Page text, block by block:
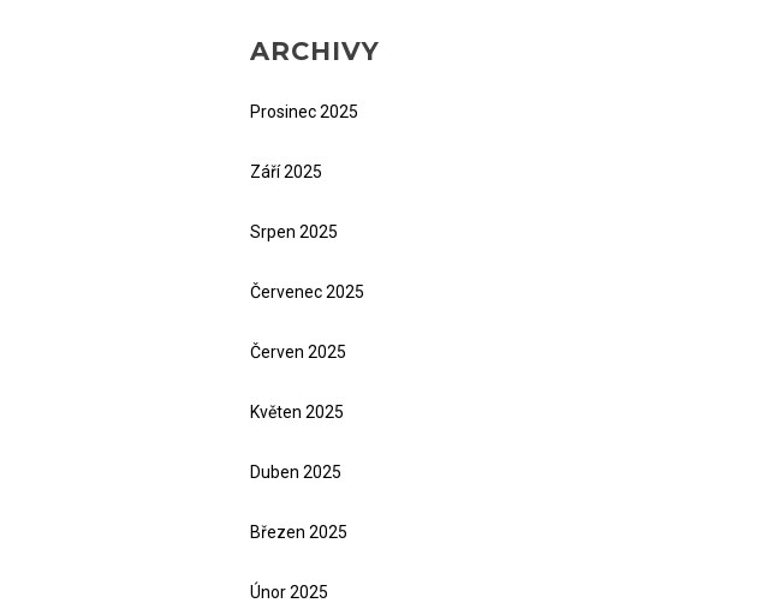
ARCHIVY
Prosinec 2025
Září 2025
Srpen 2025
Červenec 2025
Červen 2025
Květen 2025
Duben 2025
Březen 2025
Únor 2025